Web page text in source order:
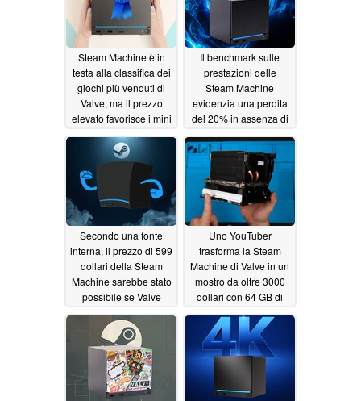
Steam Machine è in
testa alla classifica dei
giochi più venduti di
Valve, ma il prezzo
elevato favorisce i mini
07/03/2026
Il benchmark sulle
prestazioni delle
Steam Machine
evidenzia una perdita
del 20% in assenza di
canale07/01/2026
Secondo una fonte
interna, il prezzo di 599
dollari della Steam
Machine sarebbe stato
possibile se Valve
la carenza di memoria
06/28/2026
Uno YouTuber
trasforma la Steam
Machine di Valve in un
mostro da oltre 3000
dollari con 64 GB di
06/27/2026